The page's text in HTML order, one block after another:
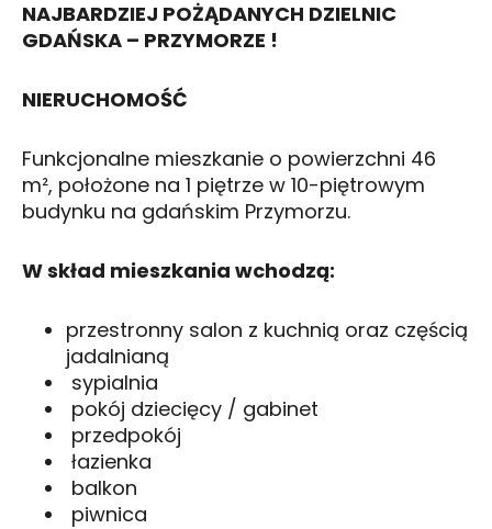
NAJBARDZIEJ POŻĄDANYCH DZIELNIC
GDAŃSKA – PRZYMORZE !
NIERUCHOMOŚĆ
Funkcjonalne mieszkanie o powierzchni 46
m², położone na 1 piętrze w 10-piętrowym
budynku na gdańskim Przymorzu.
W skład mieszkania wchodzą:
przestronny salon z kuchnią oraz częścią
jadalnianą
sypialnia
pokój dziecięcy / gabinet
przedpokój
łazienka
balkon
piwnica